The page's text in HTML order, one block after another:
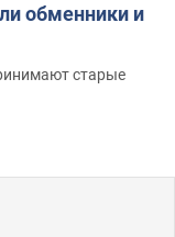
обменники и
старые